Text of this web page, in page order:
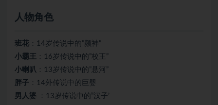
人物角色
班花 ：14岁传说中的”颜神”
小霸王 ：16岁传说中的”校王”
小喇叭 ：13岁传说中的”悬河”
胖子 ：14外传说中的巨婴
男人婆 ：13岁传说中的”汉子’